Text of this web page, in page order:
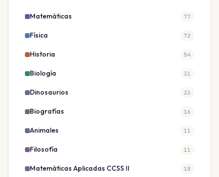
Matemáticas 77
Física 72
Historia 54
Biología 31
Dinosaurios 23
Biografías 16
Animales 11
Filosofía 11
Matemáticas Aplicadas CCSS II 10